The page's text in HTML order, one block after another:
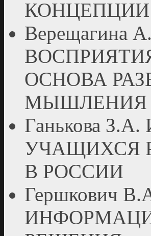
Верещагина
ОСНОВА
МЫШЛЕНИЯ
Ганькова
УЧАЩИХСЯ
В РОССИИ
Гершкович